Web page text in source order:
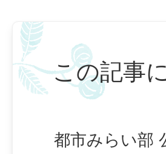
この記事
都市みらい部